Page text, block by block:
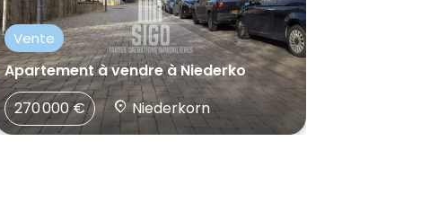
Vente
Apartement à vendre à Niederko
270 000 €
Niederkorn